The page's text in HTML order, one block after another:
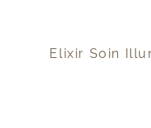
Elixir Soin